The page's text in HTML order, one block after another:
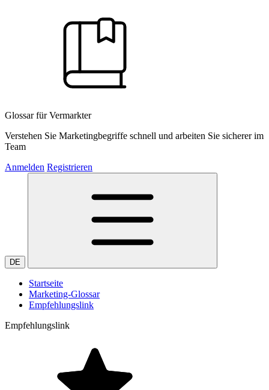
Glossar für Vermarkter
Verstehen Sie Marketingbegriffe schnell und arbeiten Sie sicherer im
Team
Anmelden Registrieren
DE
Startseite
Marketing-Glossar
Empfehlungslink
Empfehlungslink